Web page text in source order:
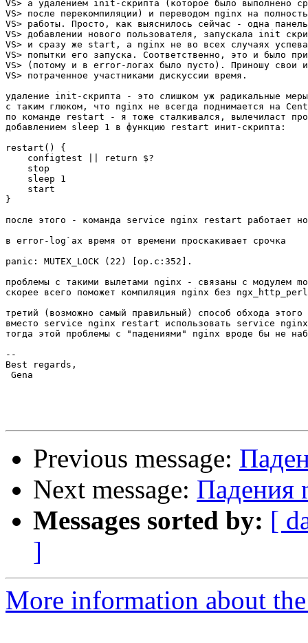
VS> а удалением init-скрипта (которое было выполнено
VS> после перекомпиляции) и переводом nginx на
VS> работы. Просто, как выяснилось сейчас - одна
VS> добавлении нового пользователя, запускала init
VS> и сразу же start, а nginx не во всех случаях
VS> попытки его запуска. Соответственно, это и было
VS> (потому и в error-логах было пусто). Приношу свои
VS> потраченное участниками дискуссии время.
удаление init-скрипта - это слишком уж радикальные
с таким глюком, что nginx не всегда поднимается на
по команде restart - я тоже сталкивался, вылечиласт
добавлением sleep 1 в функцию restart инит-скрипта:
restart() {
    configtest || return $?
    stop
    sleep 1
    start
}
после этого - команда service nginx restart работает
в error-log`ах время от времени проскакивает срочка
panic: MUTEX_LOCK (22) [op.c:352].
проблемы с такими вылетами nginx - связаны с модулем
скорее всего поможет компиляция nginx без
третий (возможно самый правильный) способ обхода
вместо service nginx restart использовать service
тогда этой проблемы с "падениями" nginx вроде бы не
--
Best regards,
Gena
Previous message:
Next message: Падения
Messages sorted by: [
]
More information about